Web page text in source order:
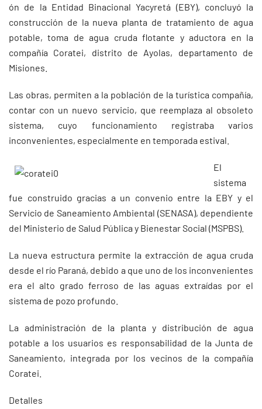
ón de la Entidad Binacional Yacyretá (EBY), concluyó la
construcción de la nueva planta de tratamiento de agua
potable, toma de agua cruda flotante y aductora en la
compañía Coratei, distrito de Ayolas, departamento de
Misiones.
Las obras, permiten a la población de la turística compañía,
contar con un nuevo servicio, que reemplaza al obsoleto
sistema, cuyo funcionamiento registraba varios
inconvenientes, especialmente en temporada estival.
El
sistema
fue construido gracias a un convenio entre la EBY y el
Servicio de Saneamiento Ambiental (SENASA), dependiente
del Ministerio de Salud Pública y Bienestar Social (MSPBS).
La nueva estructura permite la extracción de agua cruda
desde el río Paraná, debido a que uno de los inconvenientes
era el alto grado ferroso de las aguas extraídas por el
sistema de pozo profundo.
La administración de la planta y distribución de agua
potable a los usuarios es responsabilidad de la Junta de
Saneamiento, integrada por los vecinos de la compañía
Coratei.
Detalles